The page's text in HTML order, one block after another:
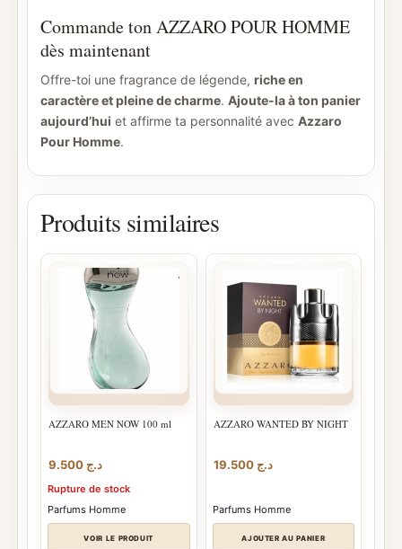
Commande ton AZZARO POUR HOMME
dès maintenant
Offre-toi une fragrance de légende, riche en
caractère et pleine de charme. Ajoute-la à ton panier
aujourd’hui et affirme ta personnalité avec Azzaro
Pour Homme.
Produits similaires
AZZARO MEN NOW 100 ml
د.ج
Rupture de stock
Parfums Homme
VOIR LE PRODUIT
AZZARO WANTED BY NIGHT
د.ج 19.500
Parfums Homme
AJOUTER AU PANIER